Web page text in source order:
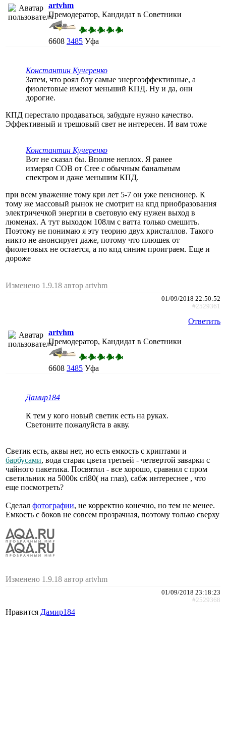
artvhm
Премодератор, Кандидат в Советники
6608 3485 Уфа
Константин Кучеренко
Затем, что роял блу самые энергоэффективные, а
фиолетовые имеют меньший КПД. Ну и да, они
дорогие.
КПД перестало продаваться, забудьте нужно качество.
Эффективный и трешовый свет не интересен. И вам тоже
Константин Кучеренко
Вот не сказал бы. Вполне неплох. Я ранее
измерял COB от Cree c обычным банальным
спектром и даже меньшим КПД.
при всем уважение тому кри лет 5-7 он уже пенсионер. К
тому же массовый рынок не смотрит на кпд приобразования
электричечкой энергии в световую ему нужен выход в
люменах. А тут выходом 108лм с ватта только смешить.
Поэтому не понимаю я эту теорию двух кристаллов. Такого
никто не анонсирует даже, потому что плюшек от
фиолетовых не остается, а по кпд синим проиграем. Еще и
дороже
Изменено 1.9.18 автор artvhm
01/09/2018 22:50:52
#2529361
Ответить
artvhm
Премодератор, Кандидат в Советники
6608 3485 Уфа
Дамир184
К тем у кого новый светик есть на руках.
Светоните пожалуйста в акву.
Светик есть, аквы нет, но есть емкость с криптами и
барбусами, вода старая цвета третьей - четвертой заварки с
чайного пакетика. Посвятил - все хорошо, сравнил с пром
светильник на 5000к cri80( на глаз), сабж интереснее , что
еще посмотреть?
Сделал фотографии, не корректно конечно, но тем не менее.
Емкость с боков не совсем прозрачная, поэтому только сверху
Изменено 1.9.18 автор artvhm
01/09/2018 23:18:23
#2529368
Нравится Дамир184